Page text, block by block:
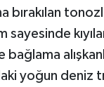
bırakılan
sayesinde
yoğun deniz